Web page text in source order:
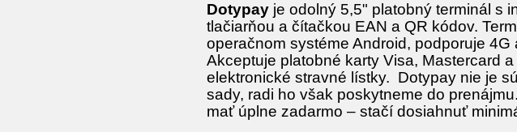
Dotypay je odolný 5,5" platobný terminál s
tlačiarňou a čítačkou EAN a QR kódov.
operačnom systéme Android, podporuje 4G
Akceptuje platobné karty Visa, Mastercard
elektronické stravné lístky. Dotypay nie je
sady, radi ho však poskytneme do
mať úplne zadarmo – stačí dosiahnuť